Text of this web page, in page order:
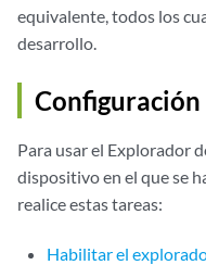
equivalente, todos los
desarrollo.
Configuración
Para usar el Explorador
dispositivo en el que se
realice estas tareas:
Habilitar el